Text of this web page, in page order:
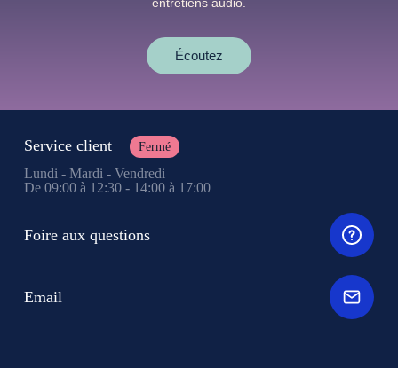
Écoutez
Service client Fermé
Lundi - Mardi - Vendredi
De 09:00 à 12:30 - 14:00 à 17:00
Foire aux questions
Email